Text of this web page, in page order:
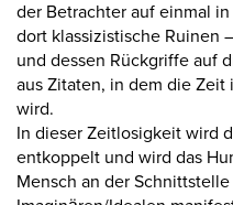
der Betrachter auf einmal
dort klassizistische Ruinen
und dessen Rückgriffe auf
aus Zitaten, in dem die
wird.
In dieser Zeitlosigkeit wird
entkoppelt und wird das
Mensch an der